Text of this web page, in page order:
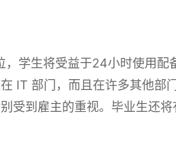
学生将受益于24小时使用
IT 部门，而且在许多其他部
受到雇主的重视。毕业生还将